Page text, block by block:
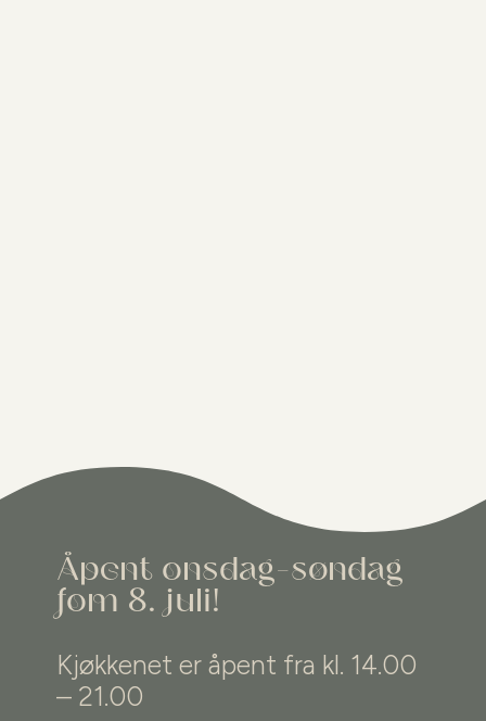
Åpent onsdag-søndag
fom 8. juli!
Kjøkkenet er åpent fra kl. 14.00
– 21.00